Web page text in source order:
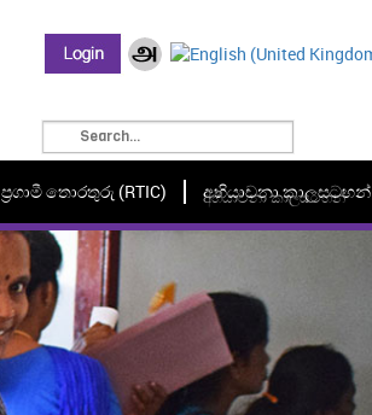
ප්‍රගාමී තොරතුරු (RTIC) අභියාචනා කාලසටහන්
අභියාචනා කාලසටහන්